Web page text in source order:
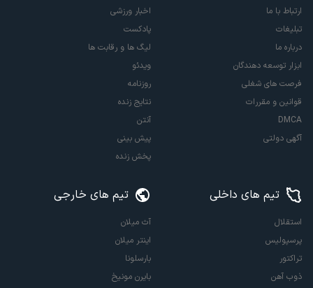
ارتباط با ما
تبلیغات
درباره ما
ابزار توسعه دهندگان
فرصت های شغلی
قوانین و مقررات
DMCA
آگهی دولتی
اخبار ورزشی
پادکست
لیگ ها و رقابت ها
ویدئو
روزنامه
نتایج زنده
آنتن
پیش بینی
پخش زنده
تیم های داخلی
استقلال
پرسپولیس
تراکتور
ذوب آهن
تیم های خارجی
آث میلان
اینتر میلان
بارسلونا
بایرن مونیخ